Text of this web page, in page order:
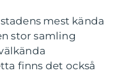
mest kända
stor samling
finns det också